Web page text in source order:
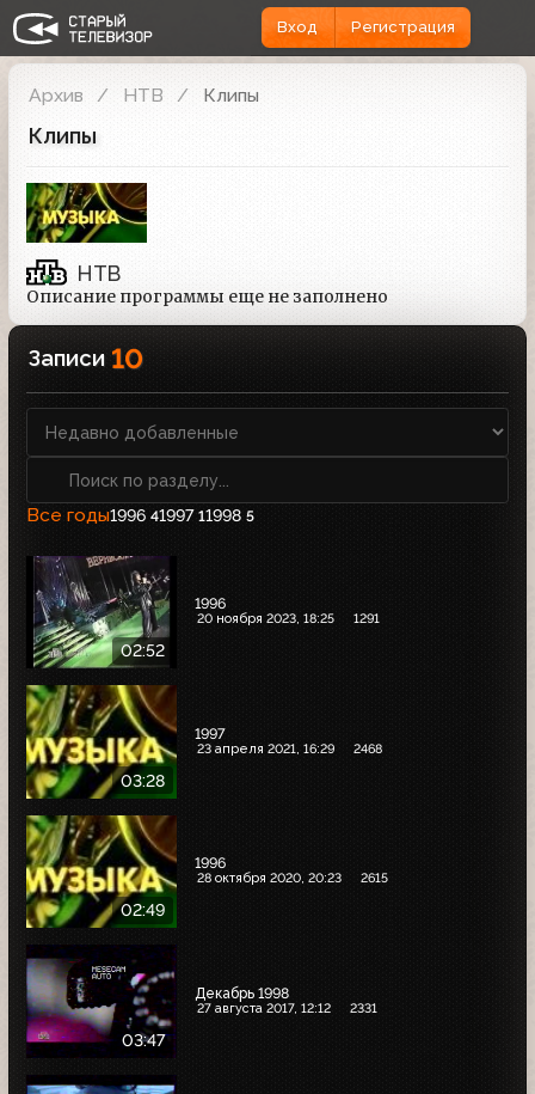
Вход Регистрация
Архив НТВ Клипы
Клипы
НТВ
Описание программы еще не заполнено
Записи 10
Все годы1996 41997 11998 5
02:52
1996
20 ноября 2023, 18:25 1291
03:28
1997
23 апреля 2021, 16:29 2468
02:49
1996
28 октября 2020, 20:23 2615
03:47
Декабрь 1998
27 августа 2017, 12:12 2331